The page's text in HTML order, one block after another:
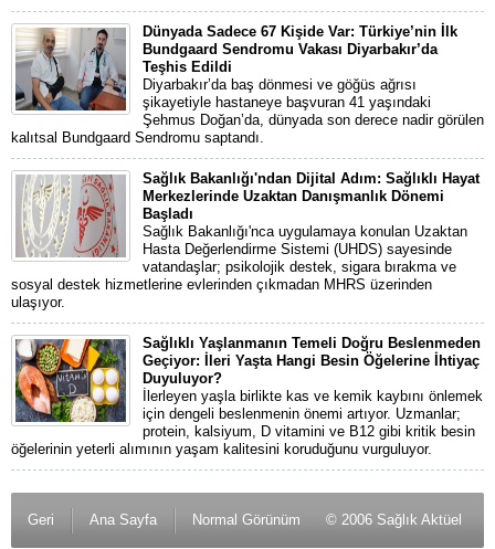
Dünyada Sadece 67 Kişide Var: Türkiye’nin İlk
Bundgaard Sendromu Vakası Diyarbakır’da
Teşhis Edildi
Diyarbakır’da baş dönmesi ve göğüs ağrısı
şikayetiyle hastaneye başvuran 41 yaşındaki
Şehmus Doğan’da, dünyada son derece nadir görülen
kalıtsal Bundgaard Sendromu saptandı.
Sağlık Bakanlığı'ndan Dijital Adım: Sağlıklı Hayat
Merkezlerinde Uzaktan Danışmanlık Dönemi
Başladı
Sağlık Bakanlığı'nca uygulamaya konulan Uzaktan
Hasta Değerlendirme Sistemi (UHDS) sayesinde
vatandaşlar; psikolojik destek, sigara bırakma ve
sosyal destek hizmetlerine evlerinden çıkmadan MHRS üzerinden
ulaşıyor.
Sağlıklı Yaşlanmanın Temeli Doğru Beslenmeden
Geçiyor: İleri Yaşta Hangi Besin Öğelerine İhtiyaç
Duyuluyor?
İlerleyen yaşla birlikte kas ve kemik kaybını önlemek
için dengeli beslenmenin önemi artıyor. Uzmanlar;
protein, kalsiyum, D vitamini ve B12 gibi kritik besin
öğelerinin yeterli alımının yaşam kalitesini koruduğunu vurguluyor.
Geri Ana Sayfa Normal Görünüm © 2006 Sağlık Aktüel